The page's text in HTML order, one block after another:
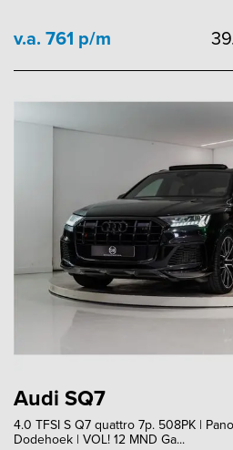
v.a. 761 p/m
Audi SQ7
4.0 TFSI S Q7 quattro 7p. 508PK |
Dodehoek | VOL! 12 MND Ga...